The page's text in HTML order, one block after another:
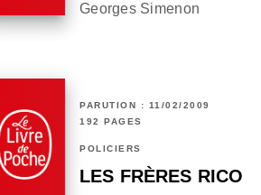
Georges Simenon
PARUTION : 11/02/2009
192 PAGES
POLICIERS
LES FRÈRES RICO